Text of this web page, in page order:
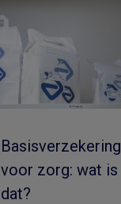
Basisverzekering
voor zorg: wat is
dat?